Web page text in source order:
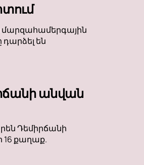
մարզահամերգային
են
անվան
Դեմիրճանի
16 քաղաք.